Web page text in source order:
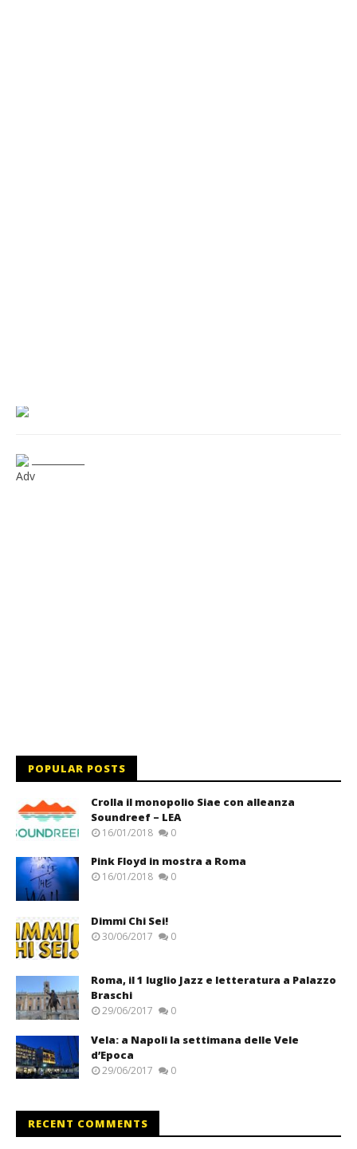
Adv
POPULAR POSTS
Crolla il monopolio Siae con alleanza
Soundreef – LEA
16/01/2018 0
Pink Floyd in mostra a Roma
16/01/2018 0
Dimmi Chi Sei!
30/06/2017 0
Roma, il 1 luglio Jazz e letteratura a Palazzo
Braschi
29/06/2017 0
Vela: a Napoli la settimana delle Vele
d’Epoca
29/06/2017 0
RECENT COMMENTS